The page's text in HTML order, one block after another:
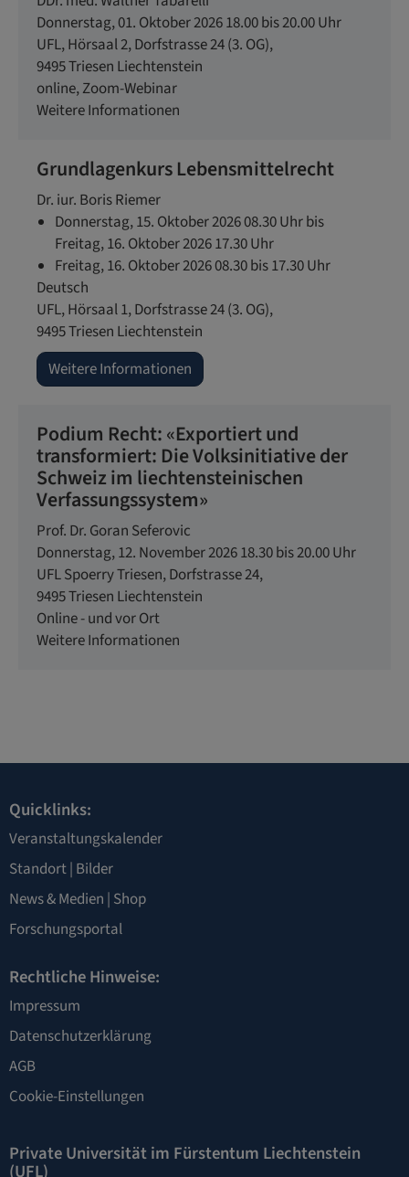
Donnerstag, 01. Oktober 2026 18.00 bis 20.00 Uhr
UFL, Hörsaal 2,Dorfstrasse 24 (3. OG),
9495Triesen Liechtenstein
online,Zoom-Webinar
Weitere Informationen
Grundlagenkurs Lebensmittelrecht
Dr. iur. Boris Riemer
Donnerstag, 15. Oktober 2026 08.30 Uhr bis
Freitag, 16. Oktober 2026 17.30 Uhr
Freitag, 16. Oktober 2026 08.30 bis 17.30 Uhr
Deutsch
UFL, Hörsaal 1,Dorfstrasse 24 (3. OG),
9495Triesen Liechtenstein
Weitere Informationen
Podium Recht: «Exportiert und
transformiert: Die Volksinitiative der
Schweiz im liechtensteinischen
Verfassungssystem»
Prof. Dr. Goran Seferovic
Donnerstag, 12. November 2026 18.30 bis 20.00 Uhr
UFL Spoerry Triesen,Dorfstrasse 24,
9495Triesen Liechtenstein
Online - und vor Ort
Weitere Informationen
Quicklinks:
Veranstaltungskalender
Standort| Bilder
News & Medien | Shop
Forschungsportal
Rechtliche Hinweise:
Impressum
Datenschutzerklärung
AGB
Cookie-Einstellungen
Private Universität im Fürstentum Liechtenstein
(UFL)